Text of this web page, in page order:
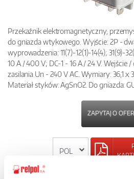
Przekaźnik elektromagnetyczny,
do gniazda wtykowego. Wyjście: 2P -
wyprowadzenia: 11(7)-12(1)-14(4); 31(9)-
10 A / 400 V; DC-1 - 16 A / 24 V. Wejście
zasilania Un - 240 V AC. Wymiary: 36,1 x
Materiał styków: AgSnO2. Do gniazda:
ZAPYTAJ O